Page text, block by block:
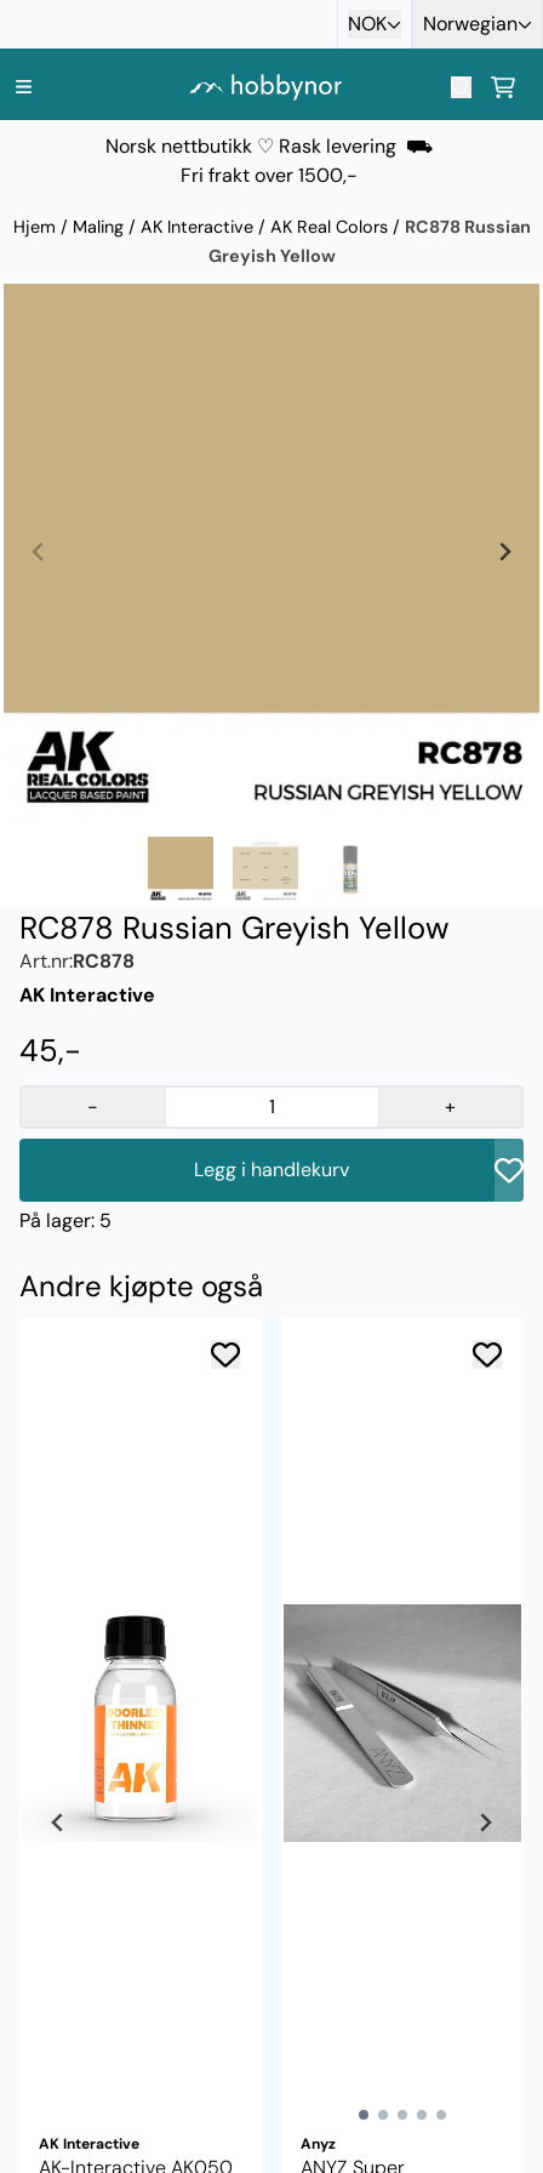
NOK Norwegian
Norsk nettbutikk ♡ Rask levering ⛟
Fri frakt over 1500,-
Hjem / Maling / AK Interactive / AK Real Colors / RC878 Russian
Greyish Yellow
RC878 Russian Greyish Yellow
Art.nr:RC878
AK Interactive
45,-
- +
Legg i handlekurv
På lager: 5
Andre kjøpte også
AK Interactive
AK-Interactive AK050
Anyz
ANYZ Super